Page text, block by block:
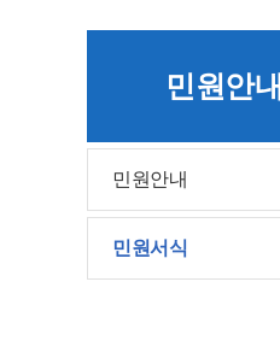
민원안내
민원안내
민원서식